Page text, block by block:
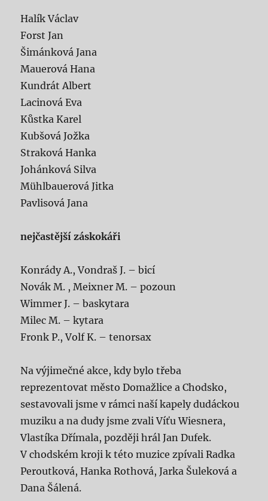
Halík Václav
Forst Jan
Šimánková Jana
Mauerová Hana
Kundrát Albert
Lacinová Eva
Kůstka Karel
Kubšová Jožka
Straková Hanka
Johánková Silva
Mühlbauerová Jitka
Pavlisová Jana
nejčastější záskokáři
Konrády A., Vondraš J. – bicí
Novák M. , Meixner M. – pozoun
Wimmer J. – baskytara
Milec M. – kytara
Fronk P., Volf K. – tenorsax
Na výjimečné akce, kdy bylo třeba
reprezentovat město Domažlice a Chodsko,
sestavovali jsme v rámci naší kapely dudáckou
muziku a na dudy jsme zvali Víťu Wiesnera,
Vlastíka Dřímala, později hrál Jan Dufek.
V chodském kroji k této muzice zpívali Radka
Peroutková, Hanka Rothová, Jarka Šuleková a
Dana Šálená.